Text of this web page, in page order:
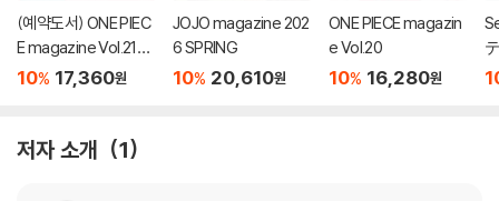
(예약도서) ONE PIEC
E magazine Vol.21
(출판사 사정으로 12월
10% 17,360원
JOJO magazine 202
6 SPRING
10% 20,610원
ONE PIECE magazin
e Vol.20
10% 16,280원
저자 소개 1